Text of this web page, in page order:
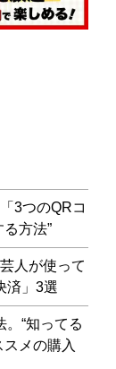
3つのQRコ
方法”
人が使って
済」3選
“知ってる
スメの購入